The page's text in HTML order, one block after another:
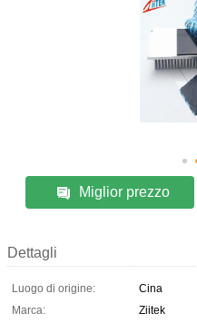
Miglior prezzo
Dettagli
Luogo di origine:
Cina
Marca:
Ziitek